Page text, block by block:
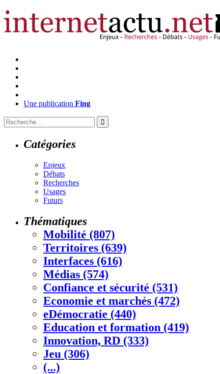
Une publication Fing
Catégories
Enjeux
Débats
Recherches
Usages
Futurs
Thématiques
Mobilité (807)
Territoires (639)
Interfaces (616)
Médias (574)
Confiance et sécurité (531)
Economie et marchés (472)
eDémocratie (440)
Education et formation (419)
Innovation, RD (333)
Jeu (306)
(...)